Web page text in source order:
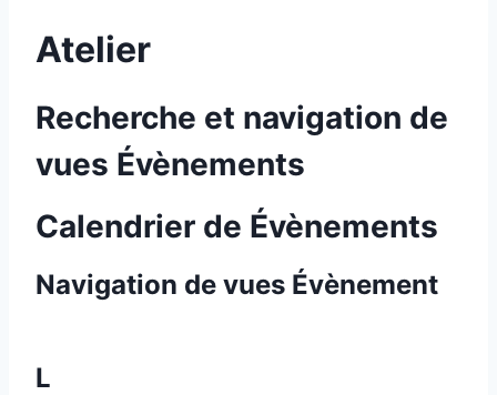
Atelier
Recherche et navigation de
vues Évènements
Calendrier de Évènements
Navigation de vues Évènement
L